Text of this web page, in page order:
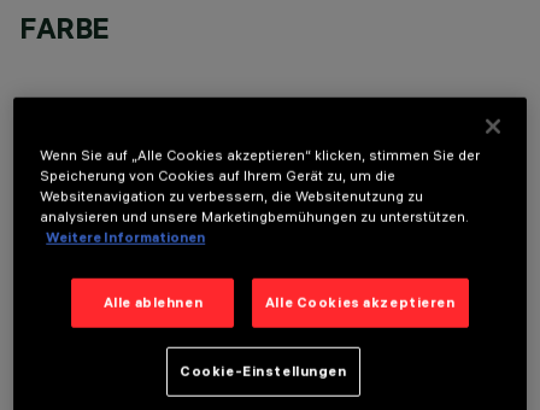
FARBE
TECHNISCHE DATEN
LETZTES UPDATE: 01.08.2026
BESCHREIBUNG
Einbaugerät mit zwei Elementen mit Wall-Washer-Optik für
LED-Lampe warm white mit hohem Farbwiedergabeindex.
Passives Wärmeableitungssystem. Lampenkörper mit
Wenn Sie auf „Alle Cookies akzeptieren“ klicken, stimmen Sie der
Speicherung von Cookies auf Ihrem Gerät zu, um die
Websitenavigation zu verbessern, die Websitenutzung zu
analysieren und unsere Marketingbemühungen zu unterstützen.
Weitere Informationen
Alle ablehnen Alle Cookies akzeptieren
Cookie-Einstellungen